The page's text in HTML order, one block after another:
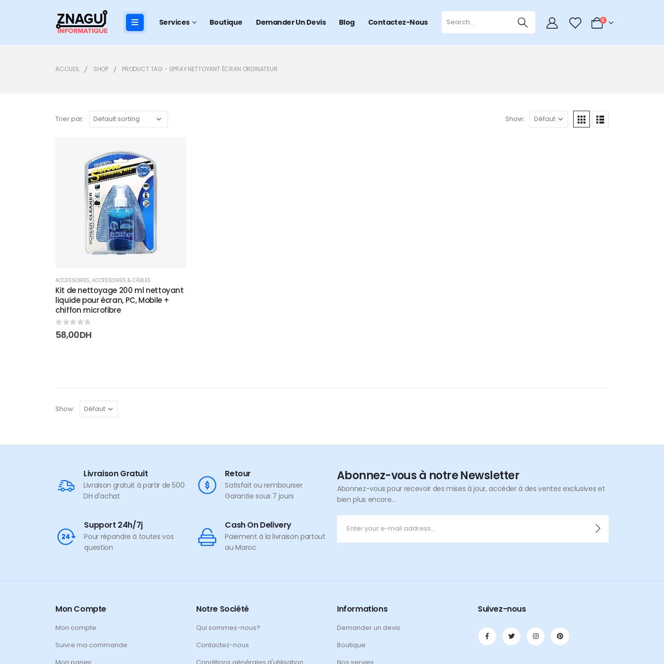
Services Boutique Demander Un Devis Blog Contactez-Nous 0 0
ACCUEIL SHOP PRODUCT TAG - SPRAY NETTOYANT ÉCRAN ORDINATEUR
Trier par: Show:
ACCESSOIRES, ACCESSOIRES & CÂBLES
Kit de nettoyage 200 ml nettoyant
liquide pour écran, PC, Mobile +
chiffon microfibre
0sur 5
58,00DH
Show:
Livraison Gratuit
Livraison gratuit à partir de 500
DH d'achat
Retour
Satisfait ou rembourser
Garantie sous 7 jours
Support 24h/7j
Pour répondre à toutes vos
question
Cash On Delivery
Paiement à la livraison partout
au Maroc
Abonnez-vous à notre Newsletter
Abonnez-vous pour recevoir des mises à jour, accéder à des ventes exclusives et
bien plus encore...
Mon Compte
Mon compte
Suivre ma commande
Mon panier
Notre Société
Qui sommes-nous?
Contactez-nous
Conditions générales d'utilisation
Informations
Demander un devis
Boutique
Nos servies
Suivez-nous